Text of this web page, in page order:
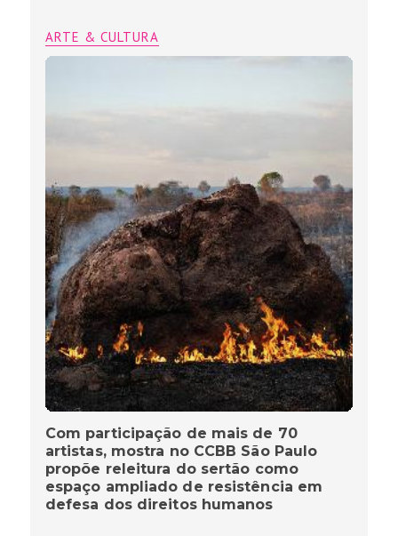
ARTE & CULTURA
Com participação de mais de 70
artistas, mostra no CCBB São Paulo
propõe releitura do sertão como
espaço ampliado de resistência em
defesa dos direitos humanos